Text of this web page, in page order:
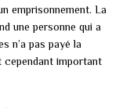
emprisonnement. La
une personne qui a
n’a pas payé la
cependant important